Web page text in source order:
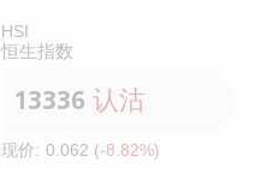
HSI
恒生指数
13336 认沽
现价: 0.062 (-8.82%)